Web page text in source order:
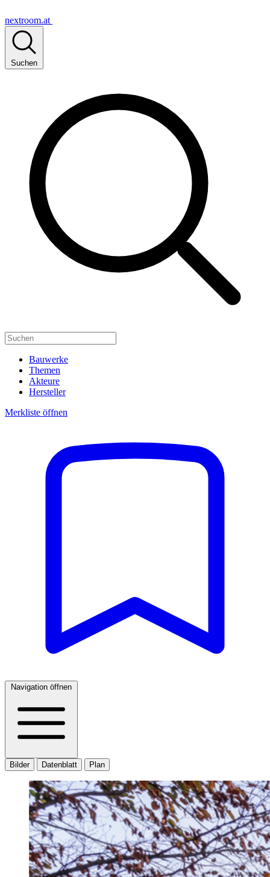
nextroom.at
Suchen
Bauwerke
Themen
Akteure
Hersteller
Merkliste öffnen
Navigation öffnen
Bilder Datenblatt Plan